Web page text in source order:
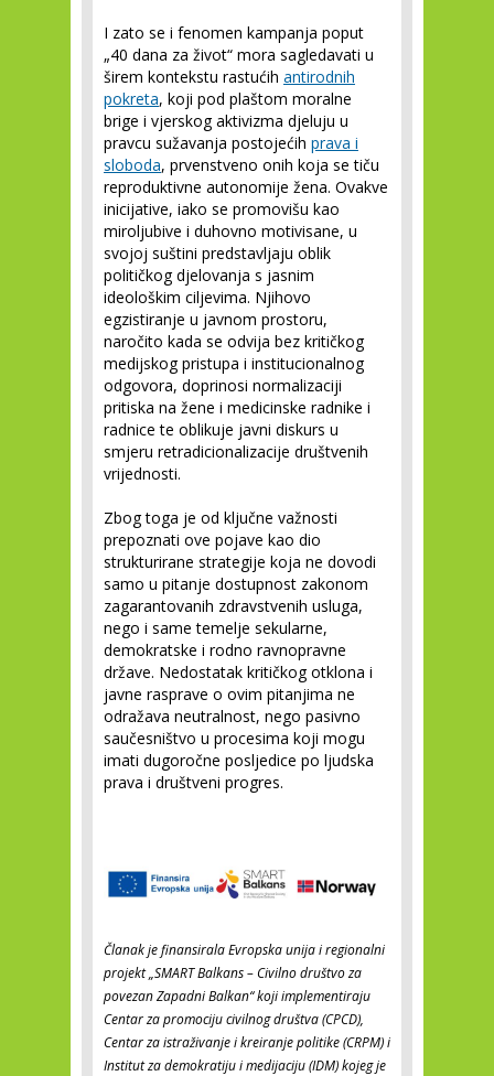
I zato se i fenomen kampanja poput
„40 dana za život“ mora sagledavati u
širem kontekstu rastućih antirodnih
pokreta, koji pod plaštom moralne
brige i vjerskog aktivizma djeluju u
pravcu sužavanja postojećih prava i
sloboda, prvenstveno onih koja se tiču
reproduktivne autonomije žena. Ovakve
inicijative, iako se promovišu kao
miroljubive i duhovno motivisane, u
svojoj suštini predstavljaju oblik
političkog djelovanja s jasnim
ideološkim ciljevima. Njihovo
egzistiranje u javnom prostoru,
naročito kada se odvija bez kritičkog
medijskog pristupa i institucionalnog
odgovora, doprinosi normalizaciji
pritiska na žene i medicinske radnike i
radnice te oblikuje javni diskurs u
smjeru retradicionalizacije društvenih
vrijednosti.
Zbog toga je od ključne važnosti
prepoznati ove pojave kao dio
strukturirane strategije koja ne dovodi
samo u pitanje dostupnost zakonom
zagarantovanih zdravstvenih usluga,
nego i same temelje sekularne,
demokratske i rodno ravnopravne
države. Nedostatak kritičkog otklona i
javne rasprave o ovim pitanjima ne
odražava neutralnost, nego pasivno
saučesništvo u procesima koji mogu
imati dugoročne posljedice po ljudska
prava i društveni progres.
Članak je finansirala Evropska unija i regionalni
projekt „SMART Balkans – Civilno društvo za
povezan Zapadni Balkan“ koji implementiraju
Centar za promociju civilnog društva (CPCD),
Centar za istraživanje i kreiranje politike (CRPM) i
Institut za demokratiju i medijaciju (IDM) kojeg je